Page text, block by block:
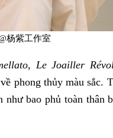
杨紫工作室
Le Joailler
phong thủy màu sắc.
bao phủ toàn thân